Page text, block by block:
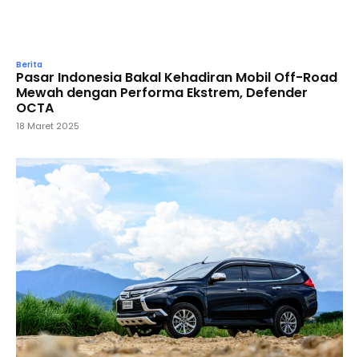
Berita
Pasar Indonesia Bakal Kehadiran Mobil Off-Road
Mewah dengan Performa Ekstrem, Defender
OCTA
18 Maret 2025